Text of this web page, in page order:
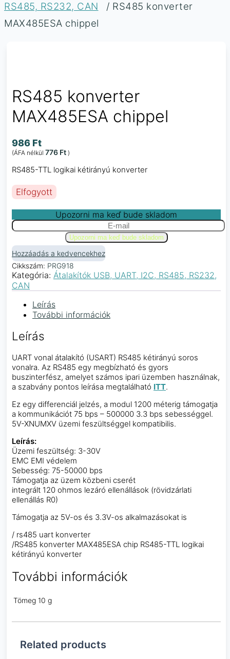
RS485, RS232, CAN
/ RS485 konverter
MAX485ESA chippel
RS485 konverter
MAX485ESA chippel
986 Ft
(ÁFA nélkül 776 Ft )
RS485-TTL logikai kétirányú konverter
Elfogyott
Upozorni ma keď bude skladom
Hozzáadás a kedvencekhez
Cikkszám: PRG918
Kategória: Átalakítók USB, UART, I2C, RS485, RS232,
CAN
Leírás
További információk
Leírás
UART vonal átalakító (USART) RS485 kétirányú soros
vonalra. Az RS485 egy megbízható és gyors
buszinterfész, amelyet számos ipari üzemben használnak,
a szabvány pontos leírása megtalálható ITT.
Ez egy differenciál jelzés, a modul 1200 méterig támogatja
a kommunikációt 75 bps – 500000 3.3 bps sebességgel.
5V-XNUMXV üzemi feszültséggel kompatibilis.
Leírás:
Üzemi feszültség: 3-30V
EMC EMI védelem
Sebesség: 75-50000 bps
Támogatja az üzem közbeni cserét
integrált 120 ohmos lezáró ellenállások (rövidzárlati
ellenállás R0)
Támogatja az 5V-os és 3.3V-os alkalmazásokat is
/ rs485 uart konverter
/RS485 konverter MAX485ESA chip RS485-TTL logikai
kétirányú konverter
További információk
Tömeg 10 g
Related products